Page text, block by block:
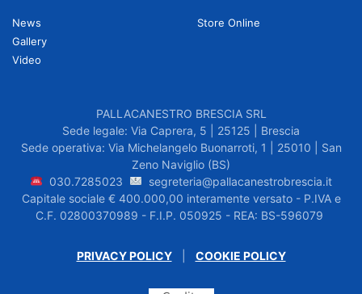
News
Gallery
Video
Store Online
PALLACANESTRO BRESCIA SRL
Sede legale: Via Caprera, 5 | 25125 | Brescia
Sede operativa: Via Michelangelo Buonarroti, 1 | 25010 | San
Zeno Naviglio (BS)
030.7285023
segreteria@pallacanestrobrescia.it
Capitale sociale € 400.000,00 interamente versato - P.IVA e
C.F. 02800370989 - F.I.P. 050925 - REA: BS-596079
PRIVACY POLICY| COOKIE POLICY